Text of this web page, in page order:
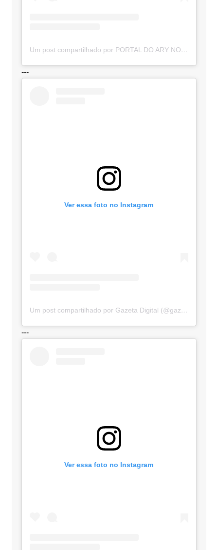
Um post compartilhado por PORTAL DO ARY NOTÍCIAS (@portaldoarynoticias)
---
Ver essa foto no Instagram
Um post compartilhado por Gazeta Digital (@gazetadigital)
---
Ver essa foto no Instagram